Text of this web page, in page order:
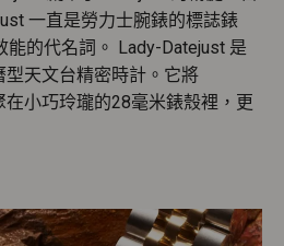
一直是勞力士腕錶的標誌錶
的代名詞。 Lady-Datejust 是
天文台精密時計。它將
小巧玲瓏的28毫米錶殼裡，更